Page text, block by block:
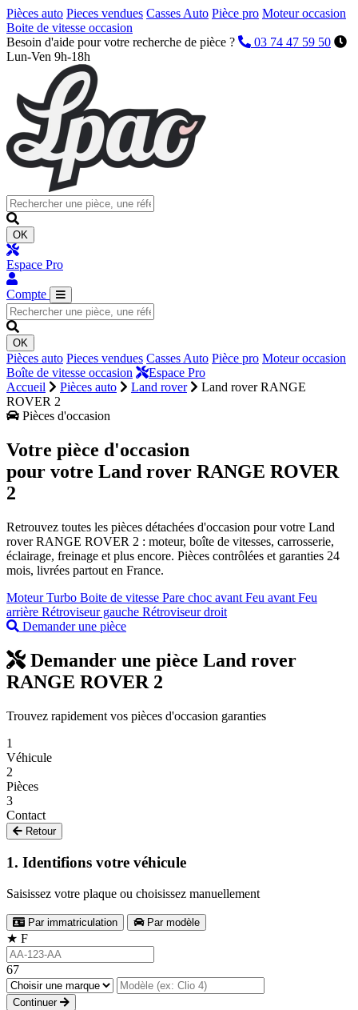
Pièces auto Pieces vendues Casses Auto Pièce pro Moteur occasion
Boite de vitesse occasion
Besoin d'aide pour votre recherche de pièce ?
03 74 47 59 50
Lun-Ven 9h-18h
OK
Espace Pro
Compte
OK
Pièces auto Pieces vendues Casses Auto Pièce pro Moteur occasion
Boîte de vitesse occasion
Espace Pro
Accueil
Pièces auto Land rover
Land rover RANGE
ROVER 2
Pièces d'occasion
Votre pièce d'occasion
pour votre Land rover RANGE ROVER
2
Retrouvez toutes les pièces détachées d'occasion pour votre Land
rover RANGE ROVER 2 : moteur, boîte de vitesses, carrosserie,
éclairage, freinage et plus encore. Pièces contrôlées et garanties 24
mois, livrées partout en France.
MoteurTurbo Boite de vitesse Pare choc avant Feu avant Feu
arrière Rétroviseur gauche Rétroviseur droit
Demander une pièce
Demander une pièce Land rover
RANGE ROVER 2
Trouvez rapidement vos pièces d'occasion garanties
1
Véhicule
2
Pièces
3
Contact
Retour
1. Identifions votre véhicule
Saisissez votre plaque ou choisissez manuellement
Par immatriculation Par modèle
★ F
67
Continuer